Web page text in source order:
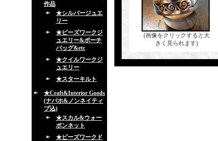
作品
★シルバージュエ
リー
★ビーズワークジ
ュエリー&ポーチ
バッグ&etc
★クイルワークジ
ュエリー
★スターキルト
★Craft&Interior Goods
(ナバホ&ノンネイティ
ブ込)
★スカル&ウォー
ボンネット
★ビーズワークド
(画像をクリックすると大
きく見られます)